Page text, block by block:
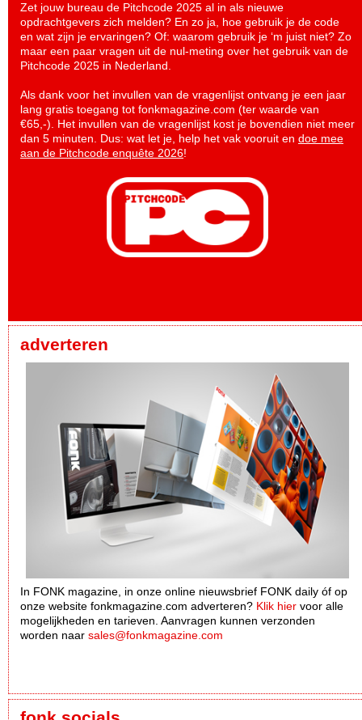
Zet jouw bureau de Pitchcode 2025 al in als nieuwe
opdrachtgevers zich melden? En zo ja, hoe gebruik je de code
en wat zijn je ervaringen? Of: waarom gebruik je ‘m juist niet? Zo
maar een paar vragen uit de nul-meting over het gebruik van de
Pitchcode 2025 in Nederland.
Als dank voor het invullen van de vragenlijst ontvang je een jaar
lang gratis toegang tot fonkmagazine.com (ter waarde van
€65,-). Het invullen van de vragenlijst kost je bovendien niet meer
dan 5 minuten. Dus: wat let je, help het vak vooruit en doe mee
aan de Pitchcode enquête 2026!
adverteren
In FONK magazine, in onze online nieuwsbrief FONK daily óf op
onze website fonkmagazine.com adverteren? Klik hier voor alle
mogelijkheden en tarieven. Aanvragen kunnen verzonden
worden naar sales@fonkmagazine.com